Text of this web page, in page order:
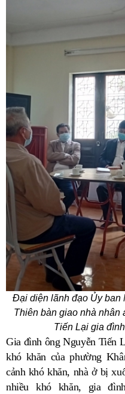
Đại diện lãnh đạo Ủy ban
Thiên bàn giao nhà nhân
Tiến Lại gia
Gia đình ông Nguyễn Tiến
khó khăn của phường
cảnh khó khăn, nhà ở bị
nhiều khó khăn, gia